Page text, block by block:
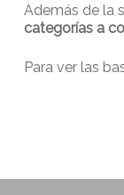
Además de la
categorías a
Para ver las